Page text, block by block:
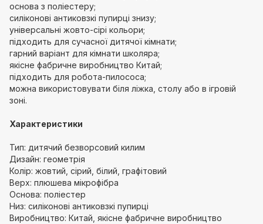
основа з поліестеру;
силіконові антиковзкі пупирці знизу;
універсальні жовто-сірі кольори;
підходить для сучасної дитячої кімнати;
гарний варіант для кімнати школяра;
якісне фабричне виробництво Китай;
підходить для робота-пилососа;
можна використовувати біля ліжка, столу або в ігровій
зоні.
Характеристики
Тип: дитячий безворсовий килим
Дизайн: геометрія
Колір: жовтий, сірий, білий, графітовий
Верх: плюшева мікрофібра
Основа: поліестер
Низ: силіконові антиковзкі пупирці
Виробництво: Китай, якісне фабричне виробництво